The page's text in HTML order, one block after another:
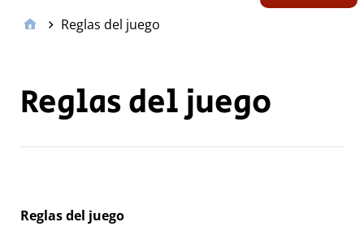
Reglas del juego
Reglas del juego
Reglas del juego